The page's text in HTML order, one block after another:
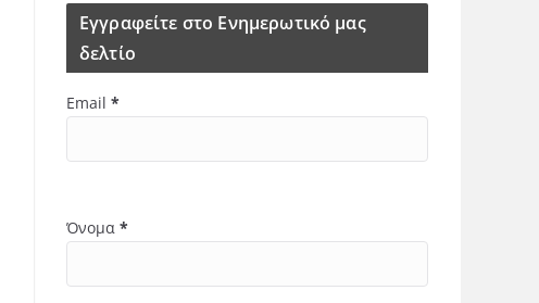
Εγγραφείτε στο Ενημερωτικό μας
δελτίο
Email *
Όνομα *